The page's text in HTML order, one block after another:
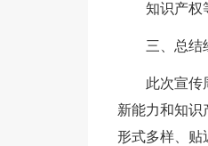
知识产权
三、总结
此次宣传
新能力和知识
形式多样、贴